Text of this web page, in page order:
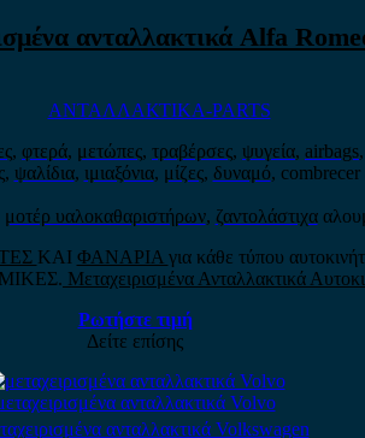
ανταλλακτικά Alfa
ΑΝΤΑΛΛΑΚΤΙΚΑ-PARTS
, φτερά, μετώπες, τραβέρσες, ψυγεία, airbags,
, ψαλίδια, ιμιαξόνια, μίζες, δυναμό,
μοτέρ υαλοκαθαριστήρων, ζαντολάστιχα
ΚΑΙ ΦΑΝΑΡΙΑ για κάθε τύπου
Μεταχειρισμένα Ανταλλακτικά
Ρωτήστε τιμή
Δείτε επίσης
ανταλλακτικά Volvo